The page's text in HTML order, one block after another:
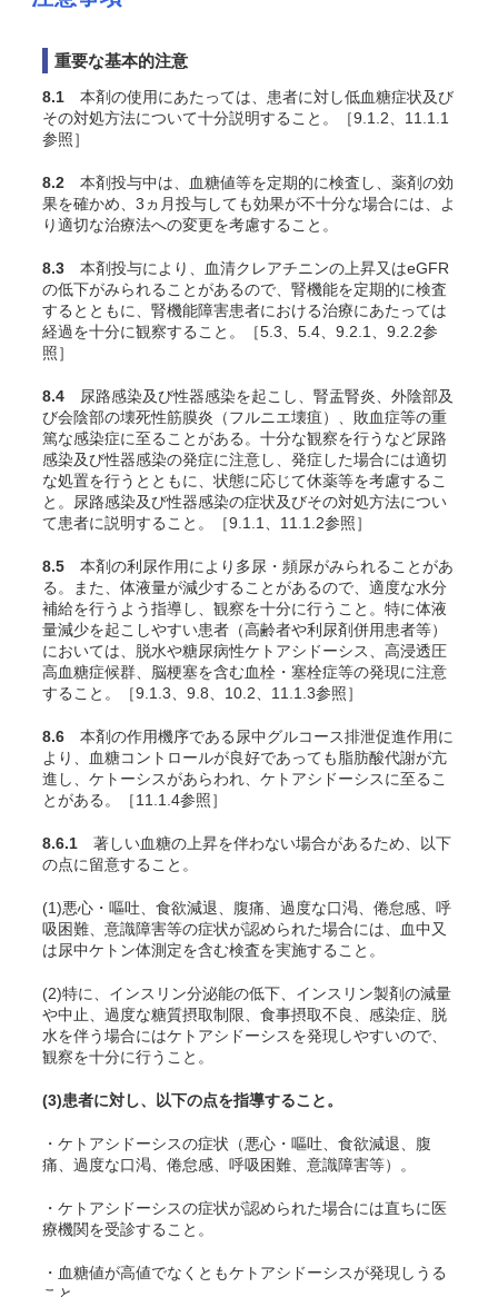
重要な基本的注意
8.1 本剤の使用にあたっては、患者に対し低血糖症状及び
その対処方法について十分説明すること。［9.1.2、11.1.1
参照］
8.2 本剤投与中は、血糖値等を定期的に検査し、薬剤の効
果を確かめ、3ヵ月投与しても効果が不十分な場合には、よ
り適切な治療法への変更を考慮すること。
8.3 本剤投与により、血清クレアチニンの上昇又はeGFR
の低下がみられることがあるので、腎機能を定期的に検査
するとともに、腎機能障害患者における治療にあたっては
経過を十分に観察すること。［5.3、5.4、9.2.1、9.2.2参
照］
8.4 尿路感染及び性器感染を起こし、腎盂腎炎、外陰部及
び会陰部の壊死性筋膜炎（フルニエ壊疽）、敗血症等の重
篤な感染症に至ることがある。十分な観察を行うなど尿路
感染及び性器感染の発症に注意し、発症した場合には適切
な処置を行うとともに、状態に応じて休薬等を考慮するこ
と。尿路感染及び性器感染の症状及びその対処方法につい
て患者に説明すること。［9.1.1、11.1.2参照］
8.5 本剤の利尿作用により多尿・頻尿がみられることがあ
る。また、体液量が減少することがあるので、適度な水分
補給を行うよう指導し、観察を十分に行うこと。特に体液
量減少を起こしやすい患者（高齢者や利尿剤併用患者等）
においては、脱水や糖尿病性ケトアシドーシス、高浸透圧
高血糖症候群、脳梗塞を含む血栓・塞栓症等の発現に注意
すること。［9.1.3、9.8、10.2、11.1.3参照］
8.6 本剤の作用機序である尿中グルコース排泄促進作用に
より、血糖コントロールが良好であっても脂肪酸代謝が亢
進し、ケトーシスがあらわれ、ケトアシドーシスに至るこ
とがある。［11.1.4参照］
8.6.1 著しい血糖の上昇を伴わない場合があるため、以下
の点に留意すること。
(1)悪心・嘔吐、食欲減退、腹痛、過度な口渇、倦怠感、呼
吸困難、意識障害等の症状が認められた場合には、血中又
は尿中ケトン体測定を含む検査を実施すること。
(2)特に、インスリン分泌能の低下、インスリン製剤の減量
や中止、過度な糖質摂取制限、食事摂取不良、感染症、脱
水を伴う場合にはケトアシドーシスを発現しやすいので、
観察を十分に行うこと。
(3)患者に対し、以下の点を指導すること。
・ケトアシドーシスの症状（悪心・嘔吐、食欲減退、腹
痛、過度な口渇、倦怠感、呼吸困難、意識障害等）。
・ケトアシドーシスの症状が認められた場合には直ちに医
療機関を受診すること。
・血糖値が高値でなくともケトアシドーシスが発現しうる